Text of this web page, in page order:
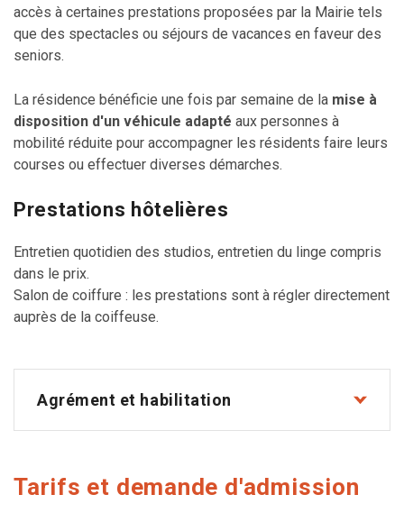
accès à certaines prestations proposées par la Mairie tels
que des spectacles ou séjours de vacances en faveur des
seniors.
La résidence bénéficie une fois par semaine de la mise à
disposition d'un véhicule adapté aux personnes à
mobilité réduite pour accompagner les résidents faire leurs
courses ou effectuer diverses démarches.
Prestations hôtelières
Entretien quotidien des studios, entretien du linge compris
dans le prix.
Salon de coiffure : les prestations sont à régler directement
auprès de la coiffeuse.
Agrément et habilitation
Tarifs et demande d'admission